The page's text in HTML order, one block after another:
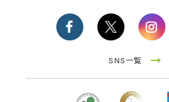
2022年度（令和４年度）
2020年度（令和２年度）
2015～2018年度（平成27～30年
2019～2026年度（令和元～令和
SNS一覧